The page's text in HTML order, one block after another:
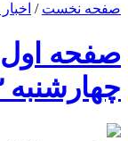
صفحه نخست /
صفحه اول
چهارشنبه ۱۳ خرداد ماه